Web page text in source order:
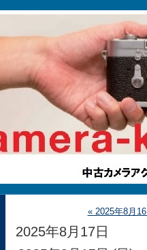
« 2025年8月
2025年8月17日